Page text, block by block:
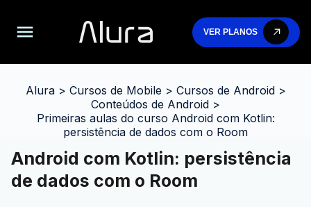
VER PLANOS
Alura> Cursos de Mobile> Cursos de Android>
Conteúdos de Android >
Primeiras aulas do curso Android com Kotlin:
persistência de dados com o Room
Android com Kotlin: persistência
de dados com o Room